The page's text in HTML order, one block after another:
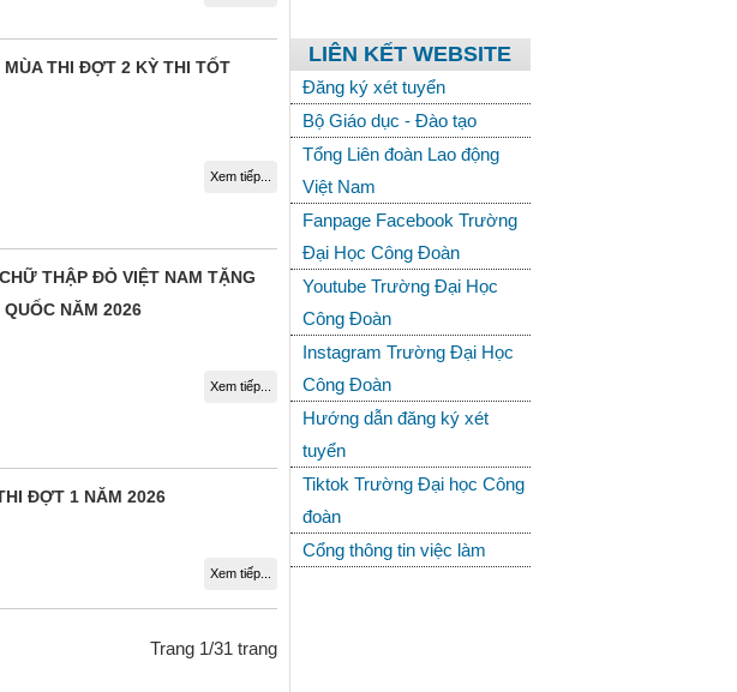
THI ĐỢT 2 KỲ THI TỐT
Xem tiếp...
THẬP ĐỎ VIỆT NAM TẶNG
NĂM 2026
Xem tiếp...
ĐỢT 1 NĂM 2026
Xem tiếp...
Trang 1/31 trang
LIÊN KẾT WEBSITE
Đăng ký xét tuyển
Bộ Giáo dục - Đào tạo
Tổng Liên đoàn Lao động
Việt Nam
Fanpage Facebook Trường
Đại Học Công Đoàn
Youtube Trường Đại Học
Công Đoàn
Instagram Trường Đại Học
Công Đoàn
Hướng dẫn đăng ký xét
tuyển
Tiktok Trường Đại học Công
đoàn
Cổng thông tin việc làm